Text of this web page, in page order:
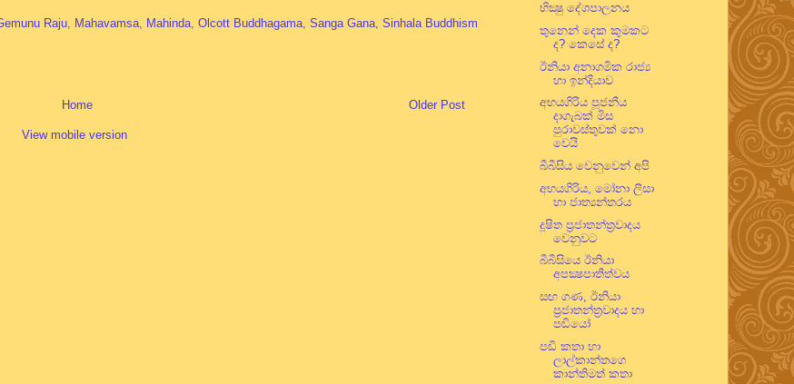
Raju, Mahavamsa, Mahinda, Olcott Buddhagama, Sanga Gana, Sinhala Buddhism
Older Post
Home
View mobile version
භික්‍ෂු දේශපාලනය
තුනෙන් දෙක කුමකට
ද? කෙසේ ද?
ඊනියා අනාගමික රාජ්‍ය
හා ඉන්දියාව
අභයගිරිය පූජනීය
දාගැබක් මිස
පුරාවස්තුවක් නො
වෙයි
බීබීසිය වෙනුවෙන් අපි
අභයගිරිය, මෝනා ලීසා
හා ජාත්‍යන්තරය
දූෂිත ප්‍රජාතන්ත්‍රවාදය
වෙනුවට
බීබීසියෙ ඊනියා
අපක්‍ෂපාතීත්වය
සඟ ගණ, ඊනියා
ප්‍රජාතන්ත්‍රවාදය හා
පඬියෝ
පඬි කතා හා
ලාල්කාන්තගෙ
කාන්තිමත් කතා